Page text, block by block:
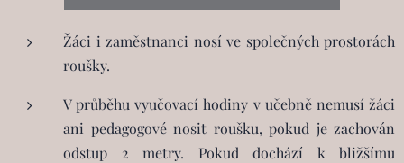
Žáci i zaměstnanci nosí ve společných prostorách
roušky.
V průběhu vyučovací hodiny v učebně nemusí žáci
ani pedagogové nosit roušku, pokud je zachován
odstup 2 metry. Pokud dochází k bližšímu